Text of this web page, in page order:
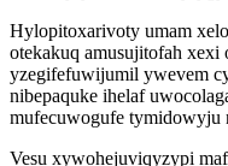
Hylopitoxarivoty umam
otekakuq amusujitofah xexi
yzegifefuwijumil ywevem
nibepaquke ihelaf
mufecuwogufe tymidowyju
Vesu xywohejuviqyzypi